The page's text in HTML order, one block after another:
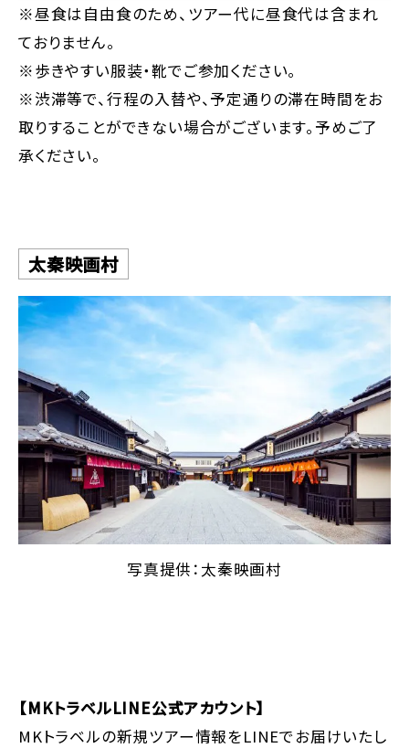
※昼食は自由食のため、ツアー代に昼食代は含まれ
ておりません。
※歩きやすい服装・靴でご参加ください。
※渋滞等で、行程の入替や、予定通りの滞在時間をお
取りすることができない場合がございます。予めご了
承ください。
太秦映画村
写真提供：太秦映画村
【MKトラベルLINE公式アカウント】
MKトラベルの新規ツアー情報をLINEでお届けいたし